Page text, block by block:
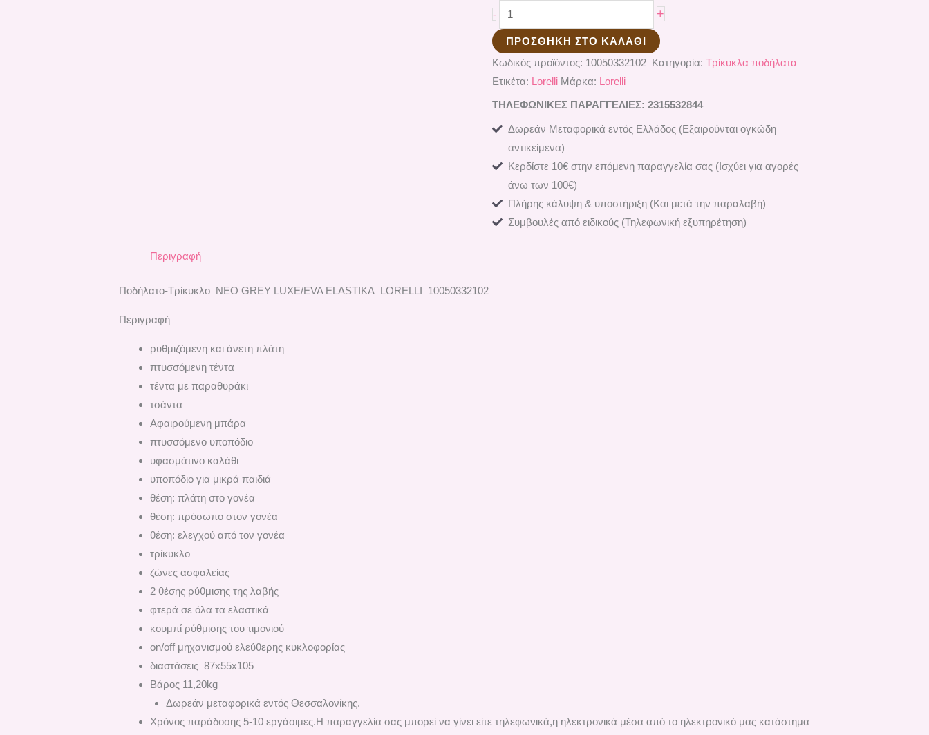
- +
ΠΡΟΣΘΉΚΗ ΣΤΟ ΚΑΛΆΘΙ
Κωδικός προϊόντος: 10050332102 Κατηγορία: Τρίκυκλα ποδήλατα
Ετικέτα: Lorelli Μάρκα: Lorelli
ΤΗΛΕΦΩΝΙΚΕΣ ΠΑΡΑΓΓΕΛΙΕΣ: 2315532844
Δωρεάν Μεταφορικά εντός Ελλάδος (Εξαιρούνται ογκώδη
αντικείμενα)
Κερδίστε 10€ στην επόμενη παραγγελία σας (Ισχύει για αγορές
άνω των 100€)
Πλήρης κάλυψη & υποστήριξη (Και μετά την παραλαβή)
Συμβουλές από ειδικούς (Τηλεφωνική εξυπηρέτηση)
Περιγραφή
Ποδήλατο-Τρίκυκλο ΝΕΟ GREY LUXE/EVA ELASTIKA LORELLI 10050332102
Περιγραφή
ρυθμιζόμενη και άνετη πλάτη
πτυσσόμενη τέντα
τέντα με παραθυράκι
τσάντα
Αφαιρούμενη μπάρα
πτυσσόμενο υποπόδιο
υφασμάτινο καλάθι
υποπόδιο για μικρά παιδιά
θέση: πλάτη στο γονέα
θέση: πρόσωπο στον γονέα
θέση: ελεγχού από τον γονέα
τρίκυκλο
ζώνες ασφαλείας
2 θέσης ρύθμισης της λαβής
φτερά σε όλα τα ελαστικά
κουμπί ρύθμισης του τιμονιού
on/off μηχανισμού ελεύθερης κυκλοφορίας
διαστάσεις 87x55x105
Βάρος 11,20kg
Δωρεάν μεταφορικά εντός Θεσσαλονίκης.
Χρόνος παράδοσης 5-10 εργάσιμες.H παραγγελία σας μπορεί να γίνει είτε τηλεφωνικά,η ηλεκτρονικά μέσα από το ηλεκτρονικό μας κατάστημα